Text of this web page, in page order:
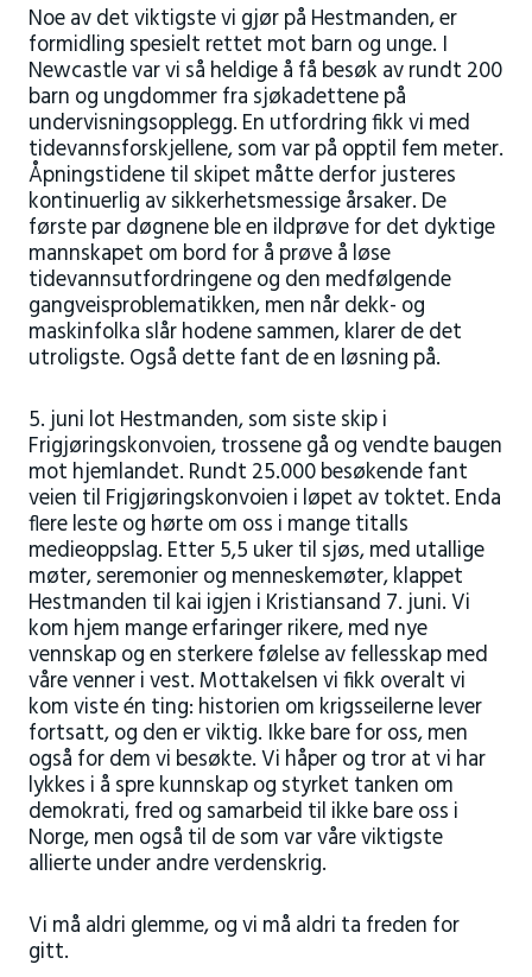
Noe av det viktigste vi gjør på Hestmanden, er
formidling spesielt rettet mot barn og unge. I
Newcastle var vi så heldige å få besøk av rundt 200
barn og ungdommer fra sjøkadettene på
undervisningsopplegg. En utfordring fikk vi med
tidevannsforskjellene, som var på opptil fem meter.
Åpningstidene til skipet måtte derfor justeres
kontinuerlig av sikkerhetsmessige årsaker. De
første par døgnene ble en ildprøve for det dyktige
mannskapet om bord for å prøve å løse
tidevannsutfordringene og den medfølgende
gangveisproblematikken, men når dekk- og
maskinfolka slår hodene sammen, klarer de det
utroligste. Også dette fant de en løsning på.
5. juni lot Hestmanden, som siste skip i
Frigjøringskonvoien, trossene gå og vendte baugen
mot hjemlandet. Rundt 25.000 besøkende fant
veien til Frigjøringskonvoien i løpet av toktet. Enda
flere leste og hørte om oss i mange titalls
medieoppslag. Etter 5,5 uker til sjøs, med utallige
møter, seremonier og menneskemøter, klappet
Hestmanden til kai igjen i Kristiansand 7. juni. Vi
kom hjem mange erfaringer rikere, med nye
vennskap og en sterkere følelse av fellesskap med
våre venner i vest. Mottakelsen vi fikk overalt vi
kom viste én ting: historien om krigsseilerne lever
fortsatt, og den er viktig. Ikke bare for oss, men
også for dem vi besøkte. Vi håper og tror at vi har
lykkes i å spre kunnskap og styrket tanken om
demokrati, fred og samarbeid til ikke bare oss i
Norge, men også til de som var våre viktigste
allierte under andre verdenskrig.
Vi må aldri glemme, og vi må aldri ta freden for
gitt.